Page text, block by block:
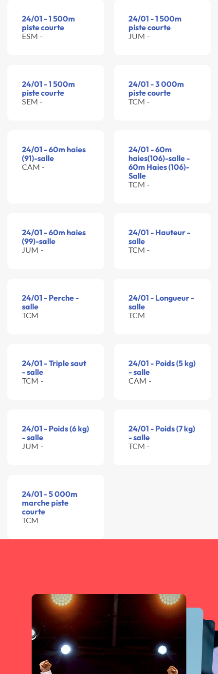
24/01 - 1 500m
piste courte
ESM -
24/01 - 1 500m
piste courte
JUM -
24/01 - 1 500m
piste courte
SEM -
24/01 - 3 000m
piste courte
TCM -
24/01 - 60m haies
(91)-salle
CAM -
24/01 - 60m
haies(106)-salle -
60m Haies (106)-
Salle
TCM -
24/01 - 60m haies
(99)-salle
JUM -
24/01 - Hauteur -
salle
TCM -
24/01 - Perche -
salle
TCM -
24/01 - Longueur -
salle
TCM -
24/01 - Triple saut
- salle
TCM -
24/01 - Poids (5 kg)
- salle
CAM -
24/01 - Poids (6 kg)
- salle
JUM -
24/01 - Poids (7 kg)
- salle
TCM -
24/01 - 5 000m
marche piste
courte
TCM -